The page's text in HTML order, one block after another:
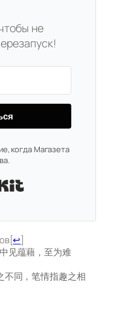
не
когда Магазета
[↩]
见蕴藉，至为难
不同，笔情指趣之相